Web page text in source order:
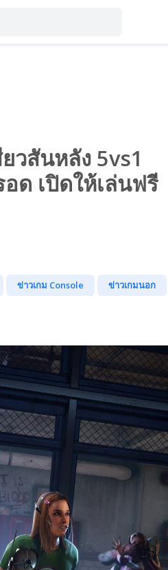
วสันหลัง 5vs1
ด เปิดให้เล่นฟรี
ข่าวเกม Console
ข่าวเกมนอก